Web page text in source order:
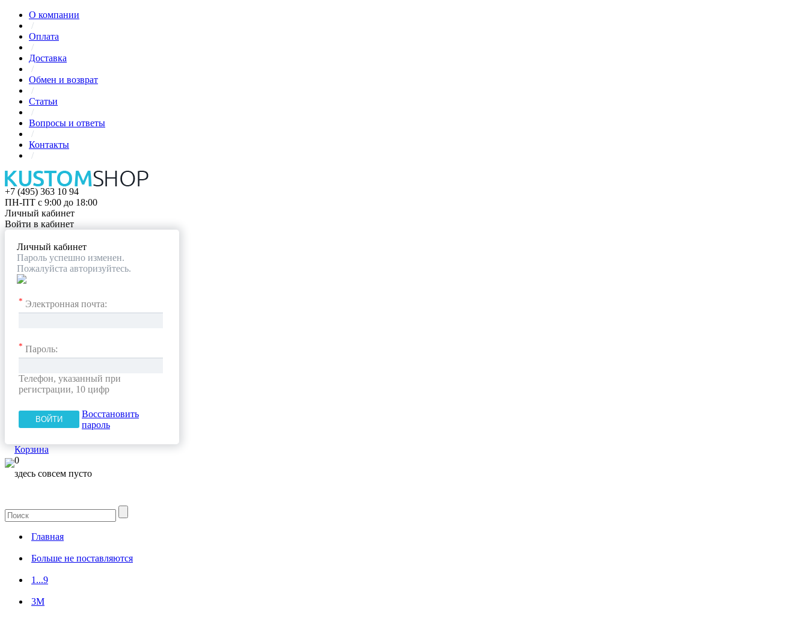
О компании
/
Оплата
/
Доставка
/
Обмен и возврат
/
Статьи
/
Вопросы и ответы
/
Контакты
/
+7 (495) 363 10 94
ПН-ПТ с 9:00 до 18:00
Личный кабинет
Войти в кабинет
Личный кабинет
Пароль успешно изменен.
Пожалуйста авторизуйтесь.
* Электронная почта:
* Пароль:
Телефон, указанный при
регистрации, 10 цифр
Восстановить
пароль
Корзина
0
здесь совсем пусто
Главная
Больше не поставляются
1...9
3M